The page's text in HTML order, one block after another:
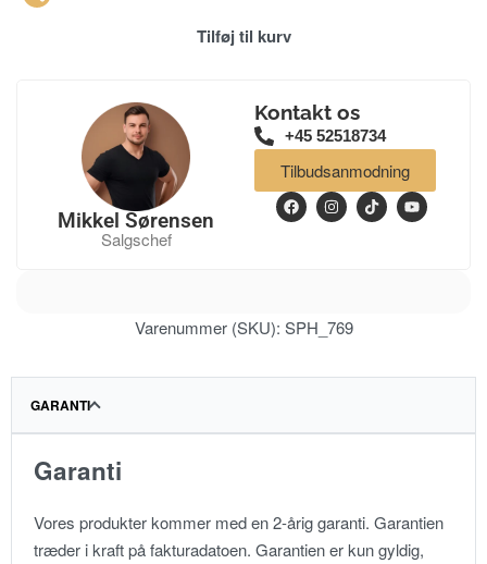
Tilføj til kurv
Kontakt os
+45 52518734
Tilbudsanmodning
Mikkel Sørensen
Salgschef
Varenummer (SKU): SPH_769
GARANTI
Garanti
Vores produkter kommer med en 2-årig garanti. Garantien
træder i kraft på fakturadatoen. Garantien er kun gyldig,